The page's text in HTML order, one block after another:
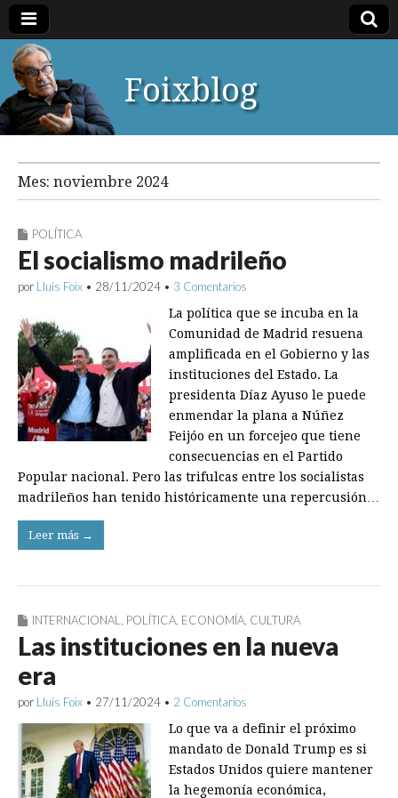
Foixblog
Mes: noviembre 2024
POLÍTICA
El socialismo madrileño
por Lluís Foix • 28/11/2024 • 3 Comentarios
La política que se incuba en la
Comunidad de Madrid resuena
amplificada en el Gobierno y las
instituciones del Estado. La
presidenta Díaz Ayuso le puede
enmendar la plana a Núñez
Feijóo en un forcejeo que tiene
consecuencias en el Partido
Popular nacional. Pero las trifulcas entre los socialistas
madrileños han tenido históricamente una repercusión…
Leer más →
INTERNACIONAL POLÍTICA ECONOMÍA CULTURA
Las instituciones en la nueva
era
por Lluís Foix • 27/11/2024 • 2 Comentarios
Lo que va a definir el próximo
mandato de Donald Trump es si
Estados Unidos quiere mantener
la hegemonía económica,